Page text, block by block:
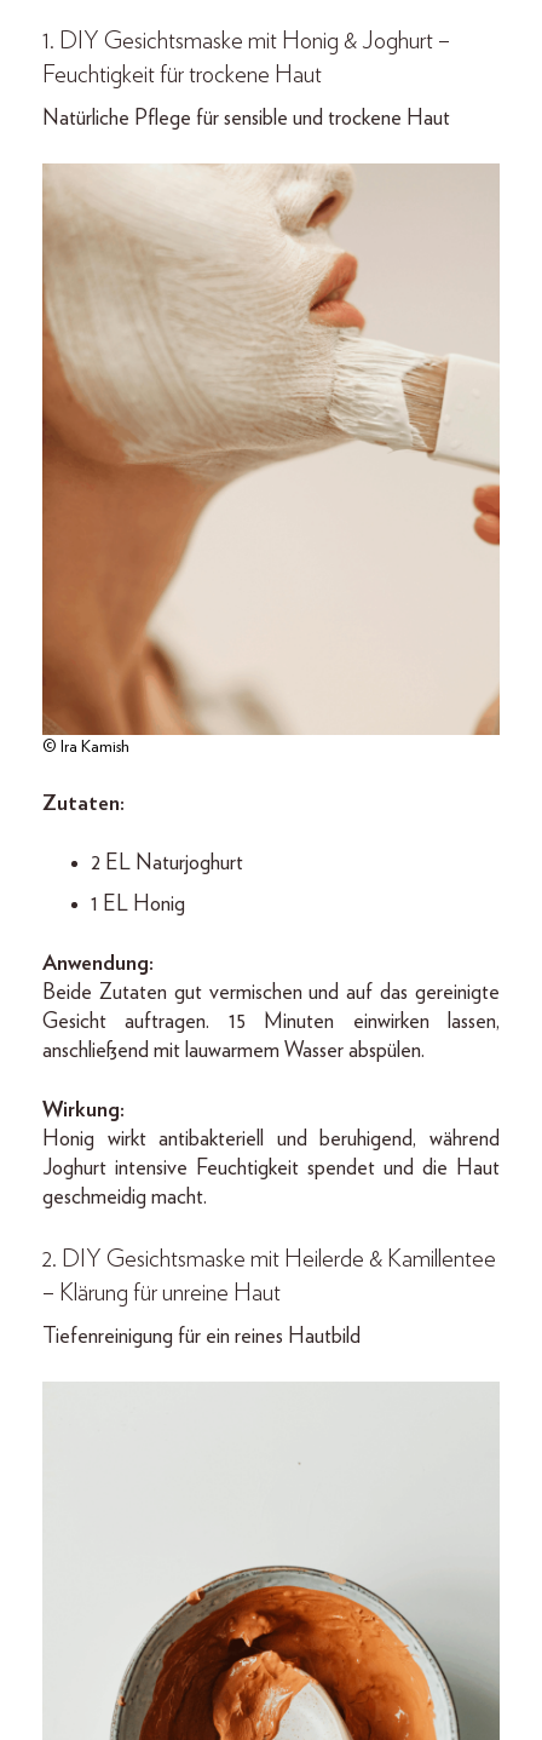
1. DIY Gesichtsmaske mit Honig & Joghurt –
Feuchtigkeit für trockene Haut
Natürliche Pflege für sensible und trockene Haut
© Ira Kamish
Zutaten:
2 EL Naturjoghurt
1 EL Honig
Anwendung:
Beide Zutaten gut vermischen und auf das gereinigte
Gesicht auftragen. 15 Minuten einwirken lassen,
anschließend mit lauwarmem Wasser abspülen.
Wirkung:
Honig wirkt antibakteriell und beruhigend, während
Joghurt intensive Feuchtigkeit spendet und die Haut
geschmeidig macht.
2. DIY Gesichtsmaske mit Heilerde & Kamillentee
– Klärung für unreine Haut
Tiefenreinigung für ein reines Hautbild